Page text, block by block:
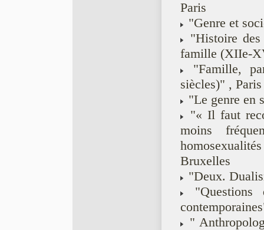
Paris
"Genre et
"Histoire
famille (XIIe-
"Famille,
siècles)" ,
"Le genre en
"« Il faut
moins
Bruxelles
"Deux.
"